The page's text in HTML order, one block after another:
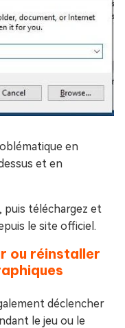
en
et en
puis téléchargez et
le site officiel.
ou réinstaller
déclencher
le jeu ou le